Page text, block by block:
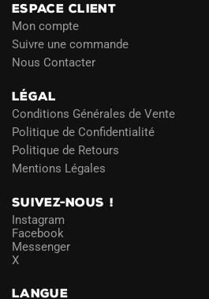
ESPACE CLIENT
Mon compte
Suivre une commande
Nous Contacter
LÉGAL
Conditions Générales de Vente
Politique de Confidentialité
Politique de Retours
Mentions Légales
SUIVEZ-NOUS !
Instagram
Facebook
Messenger
X
LANGUE